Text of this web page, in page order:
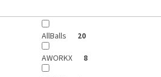
AllBalls 20
AWORKX 8